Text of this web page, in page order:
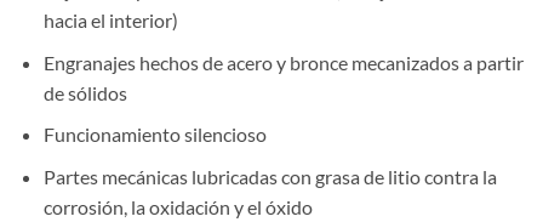
hacia el interior)
Engranajes hechos de acero y bronce mecanizados a partir
de sólidos
Funcionamiento silencioso
Partes mecánicas lubricadas con grasa de litio contra la
corrosión, la oxidación y el óxido